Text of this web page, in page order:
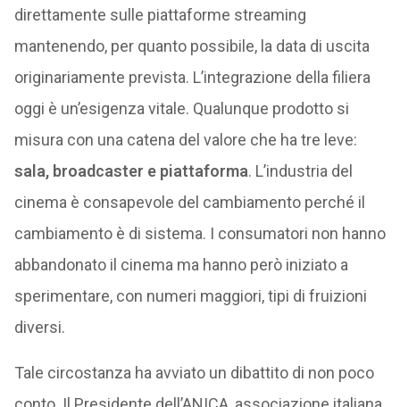
direttamente sulle piattaforme streaming
mantenendo, per quanto possibile, la data di uscita
originariamente prevista. L’integrazione della filiera
oggi è un’esigenza vitale. Qualunque prodotto si
misura con una catena del valore che ha tre leve:
sala, broadcaster e piattaforma. L’industria del
cinema è consapevole del cambiamento perché il
cambiamento è di sistema. I consumatori non hanno
abbandonato il cinema ma hanno però iniziato a
sperimentare, con numeri maggiori, tipi di fruizioni
diversi.
Tale circostanza ha avviato un dibattito di non poco